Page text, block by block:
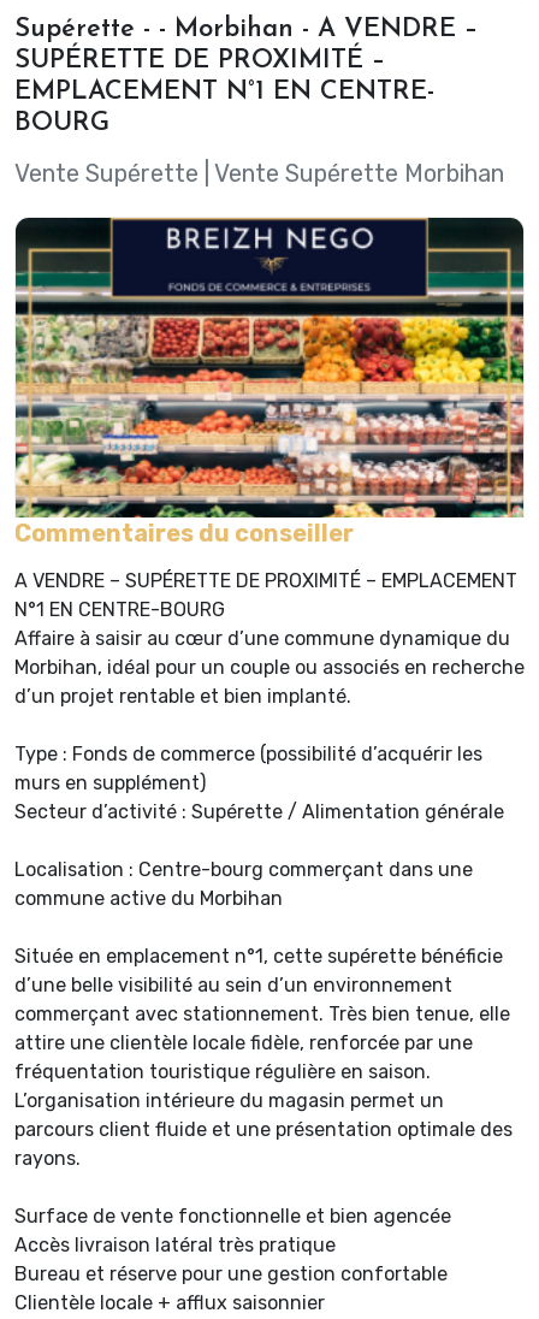
Supérette - - Morbihan - A VENDRE –
SUPÉRETTE DE PROXIMITÉ –
EMPLACEMENT N°1 EN CENTRE-
BOURG
Vente Supérette Vente Supérette Morbihan
Commentaires du conseiller
A VENDRE – SUPÉRETTE DE PROXIMITÉ – EMPLACEMENT
N°1 EN CENTRE-BOURG
Affaire à saisir au cœur d’une commune dynamique du
Morbihan, idéal pour un couple ou associés en recherche
d’un projet rentable et bien implanté.
Type : Fonds de commerce (possibilité d’acquérir les
murs en supplément)
Secteur d’activité : Supérette / Alimentation générale
Localisation : Centre-bourg commerçant dans une
commune active du Morbihan
Située en emplacement n°1, cette supérette bénéficie
d’une belle visibilité au sein d’un environnement
commerçant avec stationnement. Très bien tenue, elle
attire une clientèle locale fidèle, renforcée par une
fréquentation touristique régulière en saison.
L’organisation intérieure du magasin permet un
parcours client fluide et une présentation optimale des
rayons.
Surface de vente fonctionnelle et bien agencée
Accès livraison latéral très pratique
Bureau et réserve pour une gestion confortable
Clientèle locale + afflux saisonnier